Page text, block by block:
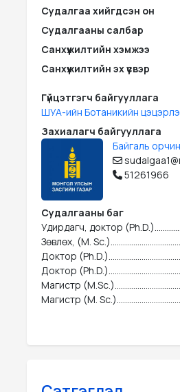
Судалгаа хийгдсэн он
Судалгааны салбар
Санхүүжилтийн хэмжээ
Санхүүжилтийн эх үүсвэр
Гүйцэтгэгч байгууллага
ШУА-ийн Ботаникийн
Захиалагч байгууллага
Байгаль
51261966
Судалгааны баг
Удирдагч, доктор
Зөвлөх, (M.
Доктор
Доктор
Магистр
Магистр (M.